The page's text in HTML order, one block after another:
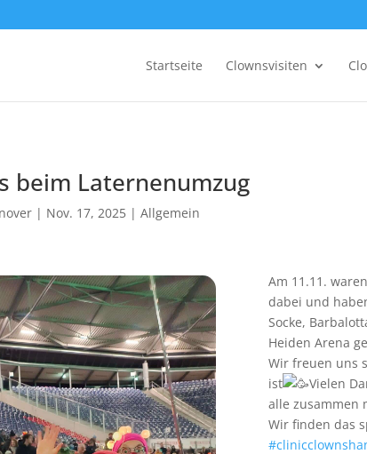
Startseite Clownsvisiten
beim Laternenumzug
| Nov. 17, 2025 |Allgemein
Am 11.11.
dabei und
Socke,
Heiden Arena
Wir freuen uns
ist
Vielen
alle zusammen
Wir finden das